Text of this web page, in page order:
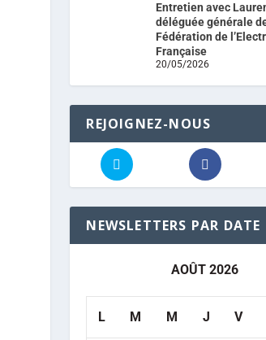
Entretien avec
déléguée générale
Fédération de
Française
20/05/2026
REJOIGNEZ-NOUS
NEWSLETTERS PAR DATE
AOÛT 2026
L M M J V